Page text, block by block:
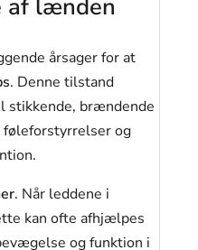
af lænden
årsager for at
. Denne tilstand
stikkende, brændende
føleforstyrrelser og
. Når leddene i
kan ofte afhjælpes
og funktion i